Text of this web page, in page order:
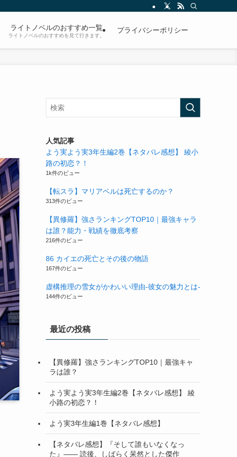
ライトノベルのおすすめ一覧
ライトノベルのおすすめを見て行きます。
プライバシーポリシー
人気記事
よう実よう実3年生編2巻【ネタバレ感想】 綾小
路の初恋？！
1k件のビュー
【転スラ】マリアベルは死亡するのか？
313件のビュー
【異修羅】強さランキングTOP10｜最強キャラ
は誰？能力・戦績を徹底考察
216件のビュー
86 カイエの死亡とその後の物語
167件のビュー
虚構推理の雪女がかわいい理由-彼女の魅力とは-
144件のビュー
最近の投稿
【異修羅】強さランキングTOP10｜最強キャ
ラは誰？
よう実よう実3年生編2巻【ネタバレ感想】 綾
小路の初恋？！
よう実3年生編1巻【ネタバレ感想】
【ネタバレ感想】『そして誰もいなくなっ
た』—— 読後、しばらく呆然とした傑作